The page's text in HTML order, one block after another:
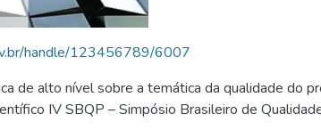
handle/123456789/6007
de alto nível sobre a temática da qualidade do
IV SBQP – Simpósio Brasileiro de